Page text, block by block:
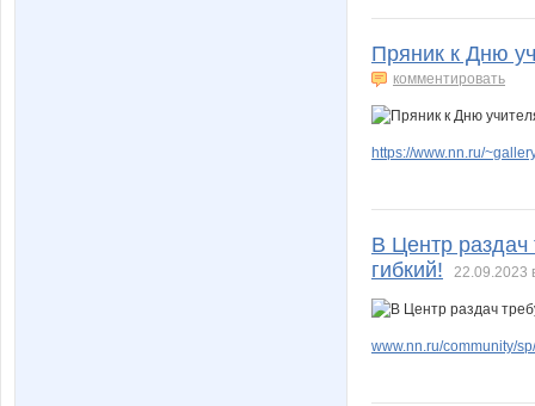
Пряник к Дню
комментировать
https://www.nn.ru/
В Центр раздач
гибкий!
22.09.2023
www.nn.ru/community/